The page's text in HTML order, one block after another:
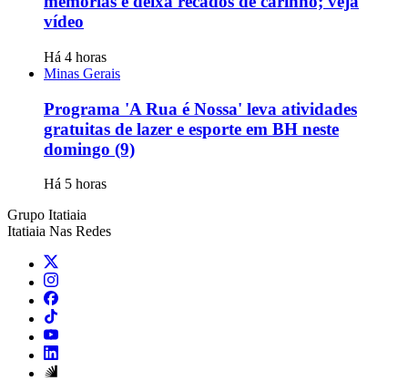
vídeo
Há 4 horas
Minas Gerais
Programa 'A Rua é Nossa' leva atividades
gratuitas de lazer e esporte em BH neste
domingo (9)
Há 5 horas
Grupo Itatiaia
Itatiaia Nas Redes